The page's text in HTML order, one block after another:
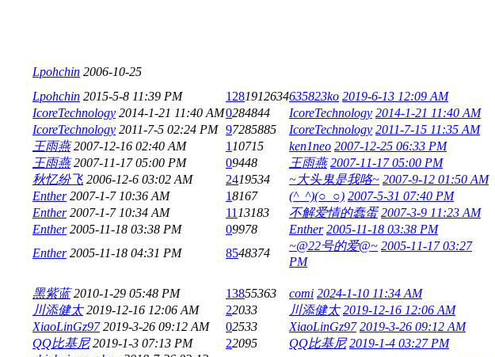
Lpohchin 2006-10-25
Lpohchin 2015-5-8 11:39 PM 1281912634635823ko 2019-6-13 12:09 AM
IcoreTechnology 2014-1-21 11:40 AM0284844 IcoreTechnology 2014-1-21 11:40 AM
IcoreTechnology 2011-7-5 02:24 PM 97285885 IcoreTechnology 2011-7-15 11:35 AM
王雨燕 2007-12-16 02:40 AM 1 10715 ken1neo 2007-12-25 06:33 PM
王雨燕 2007-11-17 05:00 PM 09448 王雨燕 2007-11-17 05:00 PM
秋忆纷飞 2006-12-6 03:02 AM 2419534 ~大头鬼是我咯~ 2007-9-12 01:50 AM
Enther 2007-1-7 10:36 AM 18167 (^_^)(○_○) 2007-5-31 07:40 PM
Enther 2007-1-7 10:34 AM 11 13183 不解爱情的蠢蛋 2007-3-9 11:23 AM
Enther 2005-11-18 03:38 PM 09978 Enther 2005-11-18 03:38 PM
Enther 2005-11-18 04:31 PM 8548374
~@22号的爱@~ 2005-11-17 03:27
PM
黑紫蓝 2010-1-29 05:48 PM 13855363 comi 2024-1-10 11:34 AM
川添健太 2019-12-16 12:06 AM 22033 川添健太 2019-12-16 12:06 AM
XiaoLinGz97 2019-3-26 09:12 AM 02533 XiaoLinGz97 2019-3-26 09:12 AM
QQ比基尼 2019-1-3 07:13 PM 22095 QQ比基尼 2019-1-4 03:27 PM